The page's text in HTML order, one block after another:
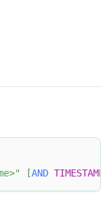
[AND TIMESTAMP